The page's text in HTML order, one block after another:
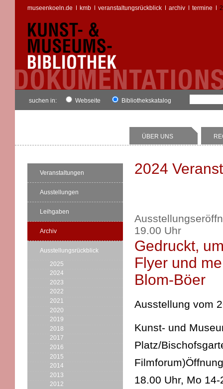
museenkoeln.de kmb veranstaltungsrückblick archiv termine
suchen in: Webseite Bibliothekskatalog
ÜBER UNS
Veranstaltungen
Ausstellungen
Leihgaben
Archiv
Ausstellungsrückblick
2025
2024
2023
2022
2021
2020
2019
2018
2017
2016
2015
2014
2013
2012
2024
19.00 Uhr
Gedruckt,
Flyer und
Blom-Böer
Ausstellung vom
Kunst- und
Platz/
18.00 Uhr, Mo